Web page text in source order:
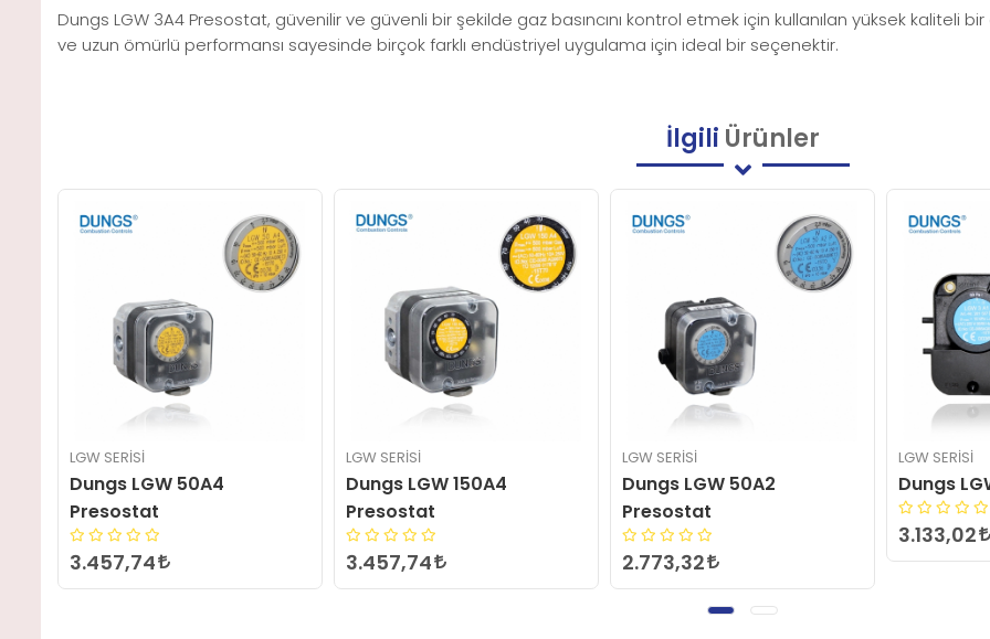
Dungs LGW 3A4 Presostat, güvenilir ve güvenli bir şekilde gaz basıncını kontrol etmek için kullanılan yüksek kaliteli bir
ve uzun ömürlü performansı sayesinde birçok farklı endüstriyel uygulama için ideal bir seçenektir.
İlgili Ürünler
LGW SERISI
Dungs LGW 150A4
Presostat
3.457,74
LGW SERISI
Dungs LGW 50A2
Presostat
2.773,32
LGW SERISI
Dungs LGW 3A1 Presostat
3.133,02
LGW SERISI
Dungs
Presostat
2.880,90